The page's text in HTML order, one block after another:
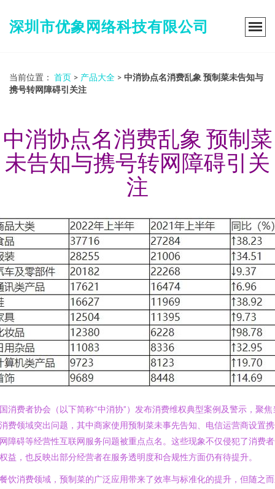
深圳市优象网络科技有限公司
当前位置： 首页 > 产品大全 > 中消协点名消费乱象 预制菜未告知与
携号转网障碍引关注
中消协点名消费乱象 预制菜
未告知与携号转网障碍引关
注
消费者协会（以下简称“中消协”）发布消费维权典型案例及警示，聚焦
费领域突出问题，其中商家使用预制菜未事先告知、电信运营商设置
障碍等经营性互联网服务问题被重点点名。这些现象不仅侵犯了消费
益，也反映出部分经营者在服务透明度和合规性方面仍有待提升。
饮消费领域，预制菜的广泛应用带来了效率与标准化的提升，但随之